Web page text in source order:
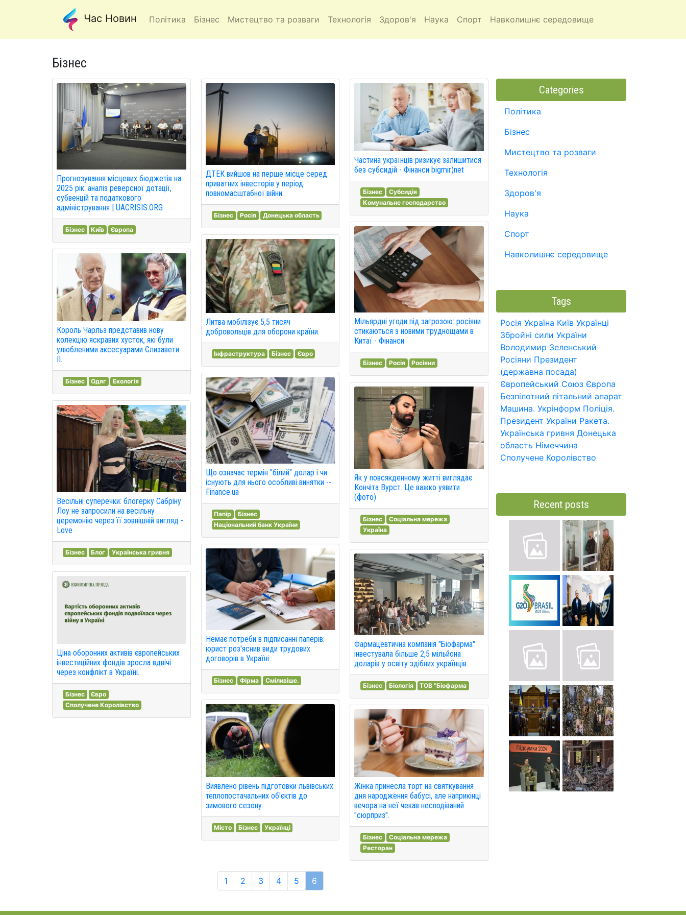
Час Новин Політика Бізнес Мистецтво та розваги Технологія Здоров'я Наука Спорт Навколишнє середовище
Бізнес
Прогнозування місцевих бюджетів на
2025 рік: аналіз реверсної дотації,
субвенцій та податкового
адміністрування | UACRISIS.ORG
Бізнес Київ Європа
Король Чарльз представив нову
колекцію яскравих хусток, які були
улюбленими аксесуарами Єлизавети
II.
Бізнес Одяг Екологія
Весільні суперечки: блогерку Сабріну
Лоу не запросили на весільну
церемонію через її зовнішній вигляд -
Love
Бізнес Блог Українська гривня
Ціна оборонних активів європейських
інвестиційних фондів зросла вдвічі
через конфлікт в Україні.
Бізнес
Євро
Сполучене Королівство
ДТЕК вийшов на перше місце серед
приватних інвесторів у період
повномасштабної війни.
Бізнес Росія Донецька область
Литва мобілізує 5,5 тисяч
добровольців для оборони країни.
Інфраструктура Бізнес Євро
Що означає термін "білий" долар і чи
існують для нього особливі винятки --
Finance.ua
Папір
Бізнес
Національний банк України
Немає потреби в підписанні паперів:
юрист роз'яснив види трудових
договорів в Україні
Бізнес Фірма Сміливіше.
Виявлено рівень підготовки львівських
теплопостачальних об'єктів до
зимового сезону.
Місто Бізнес Українці
Частина українців ризикує залишитися
без субсидій - Фінанси bigmir)net
Бізнес
Субсидія
Комунальне господарство
Мільярдні угоди під загрозою: росіяни
стикаються з новими труднощами в
Китаї - Фінанси
Бізнес Росія Росіяни
Як у повсякденному житті виглядає
Кончіта Вурст. Це важко уявити
(фото)
Бізнес
Соціальна мережа
Україна
Фармацевтична компанія "Біофарма"
інвестувала більше 2,5 мільйона
доларів у освіту здібних українців.
Бізнес Біологія ТОВ "Біофарма
Жінка принесла торт на святкування
дня народження бабусі, але наприкінці
вечора на неї чекав несподіваний
"сюрприз".
Бізнес
Соціальна мережа
Ресторан
1 2 3 4 5 6
Categories
Політика
Бізнес
Мистецтво та розваги
Технологія
Здоров'я
Наука
Спорт
Навколишнє середовище
Tags
Росія Україна Київ Українці
Збройні сили України
Володимир Зеленський
Росіяни Президент
(державна посада)
Європейський Союз Європа
Безпілотний літальний апарат
Машина. Укрінформ Поліція.
Президент України Ракета.
Українська гривня Донецька
область Німеччина
Сполучене Королівство
Recent posts